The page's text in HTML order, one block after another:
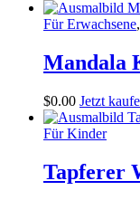
Für Erwachsene,
Mandala
$0.00 Jetzt
Für Kinder
Tapferer